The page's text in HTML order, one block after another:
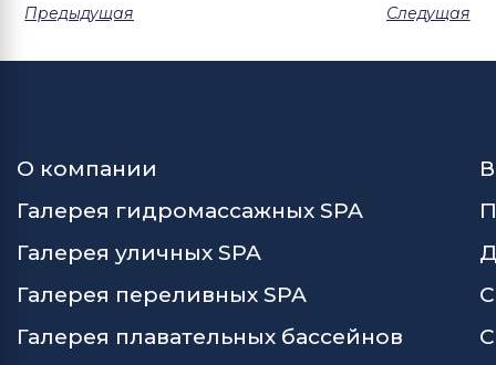
Предыдущая Следущая
О компании
Галерея гидромассажных SPA
Галерея уличных SPA
Галерея переливных SPA
Галерея плавательных бассейнов